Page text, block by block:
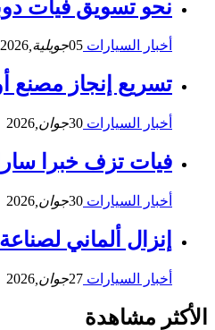
نحو تسويق فيات
أخبار السيارات 05جويلية,2026
تسريع إنجاز مصنع
أخبار السيارات 30جوان, 2026
فيات تزف خبرا
أخبار السيارات 30جوان, 2026
إنزال ألماني
أخبار السيارات 27جوان, 2026
الأكثر مشاهدة